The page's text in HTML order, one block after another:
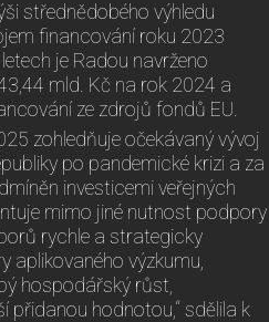
střednědobého výhledu
financování roku 2023
je Radou navrženo
mld. Kč na rok 2024 a
ze zdrojů fondů EU.
zohledňuje očekávaný vývoj
po pandemické krizi a za
investicemi veřejných
mimo jiné nutnost podpory
rychle a strategicky
aplikovaného výzkumu,
hospodářský růst,
hodnotou,“ sdělila k